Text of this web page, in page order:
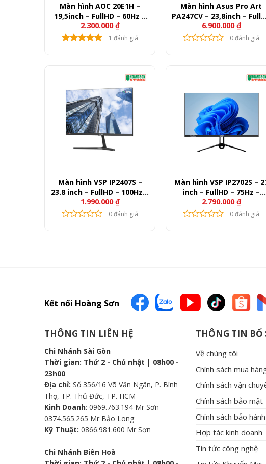
Màn hình AOC 20E1H –
19,5inch – FullHD – 60Hz –
200nits
2.300.000₫
1 đánh giá
Màn hình Asus Pro Art
PA247CV – 23,8inch – FullHD
IPS – 75Hz – 300nits
6.900.000₫
0 đánh giá
Màn hình VSP IP2407S –
23.8 inch – FullHD – 100Hz –
250nits
1.990.000₫
0 đánh giá
Màn hình VSP IP2702S –
inch – FullHD – 75Hz –
250nits
2.790.000₫
0 đánh giá
Kết nối Hoàng Sơn
THÔNG TIN LIÊN HỆ
Chi Nhánh Sài Gòn
Thời gian: Thứ 2 - Chủ nhật | 08h00 -
23h00
Địa chỉ: Số 356/16 Võ Văn Ngân, P. Bình
Thọ, TP. Thủ Đức, TP. HCM
Kinh Doanh: 0969.763.194 Mr Sơn -
0374.565.265 Mr Bảo Long
Kỹ Thuật: 0866.981.600 Mr Sơn
Chi Nhánh Biên Hoà
THÔNG TIN BỔ
Về chúng tôi
Chính sách mua
Chính sách vận
Chính sách bảo mật
Chính sách bảo
Hợp tác kinh doanh
Tin tức công nghệ